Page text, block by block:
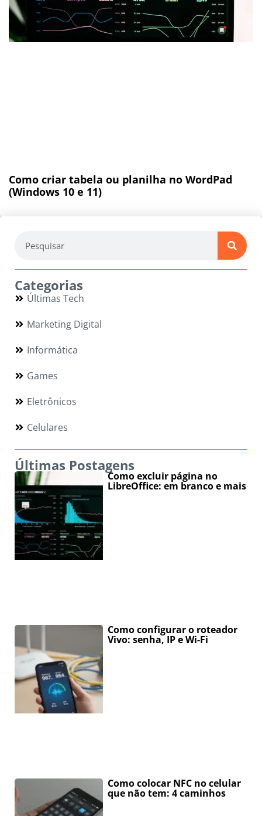
Como criar tabela ou planilha no WordPad
(Windows 10 e 11)
Categorias
Últimas Tech
Marketing Digital
Informática
Games
Eletrônicos
Celulares
Últimas Postagens
Como excluir página no
LibreOffice: em branco e mais
Como configurar o roteador
Vivo: senha, IP e Wi-Fi
Como colocar NFC no celular
que não tem: 4 caminhos